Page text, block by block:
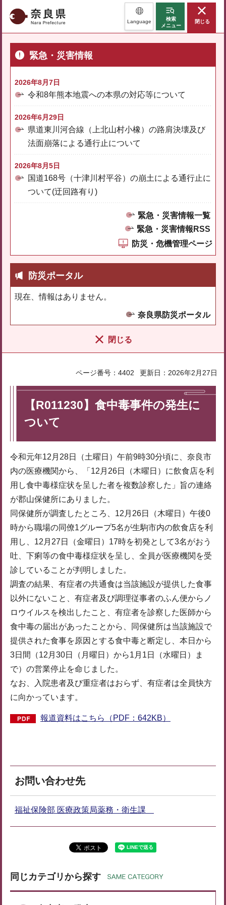
奈良県 Language
検索
メニュー
閉じる
緊急・災害情報
2026年8月7日
令和8年熊本地震への本県の対応等について
2026年6月29日
県道東川河合線（上北山村小橡）の路肩決壊及び
法面崩落による通行止について
2026年8月5日
国道168号（十津川村平谷）の崩土による通行止に
ついて(迂回路有り)
緊急・災害情報一覧
緊急・災害情報RSS
防災・危機管理ページ
防災ポータル
現在、情報はありません。
奈良県防災ポータル
閉じる
ページ番号：4402 更新日：2026年2月27日
【R011230】食中毒事件の発生に
ついて
令和元年12月28日（土曜日）午前9時30分頃に、奈良市
内の医療機関から、「12月26日（木曜日）に飲食店を利
用し食中毒様症状を呈した者を複数診察した」旨の連絡
が郡山保健所にありました。
同保健所が調査したところ、12月26日（木曜日）午後0
時から職場の同僚1グループ5名が生駒市内の飲食店を利
用し、12月27日（金曜日）17時を初発として3名がおう
吐、下痢等の食中毒様症状を呈し、全員が医療機関を受
診していることが判明しました。
調査の結果、有症者の共通食は当該施設が提供した食事
以外にないこと、有症者及び調理従事者のふん便からノ
ロウイルスを検出したこと、有症者を診察した医師から
食中毒の届出があったことから、同保健所は当該施設で
提供された食事を原因とする食中毒と断定し、本日から
3日間（12月30日（月曜日）から1月1日（水曜日）ま
で）の営業停止を命じました。
なお、入院患者及び重症者はおらず、有症者は全員快方
に向かっています。
報道資料はこちら（PDF：642KB）
お問い合わせ先
福祉保険部 医療政策局薬務・衛生課
同じカテゴリから探す